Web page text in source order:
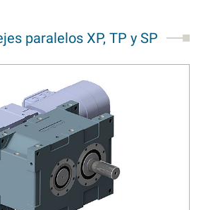
paralelos XP, TP y SP